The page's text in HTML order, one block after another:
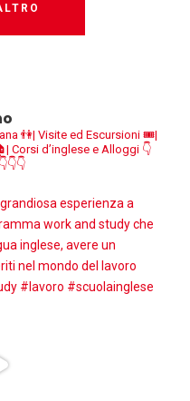
👫| Visite ed Escursioni 🎟|
Corsi d’inglese e Alloggi 👇